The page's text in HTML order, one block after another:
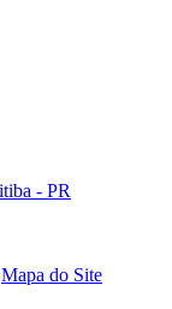
- PR
Mapa do Site